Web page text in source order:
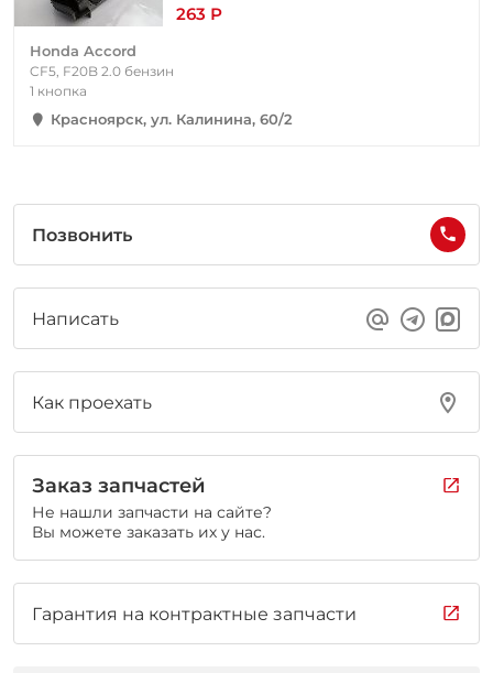
263 Р
Honda Accord
CF5, F20B 2.0 бензин
1 кнопка
Красноярск, ул. Калинина, 60/2
Позвонить
Написать
Как проехать
Заказ запчастей
Не нашли запчасти на сайте?
Вы можете заказать их у нас.
Гарантия на контрактные запчасти